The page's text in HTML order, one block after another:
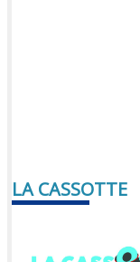
LA CASSOTTE